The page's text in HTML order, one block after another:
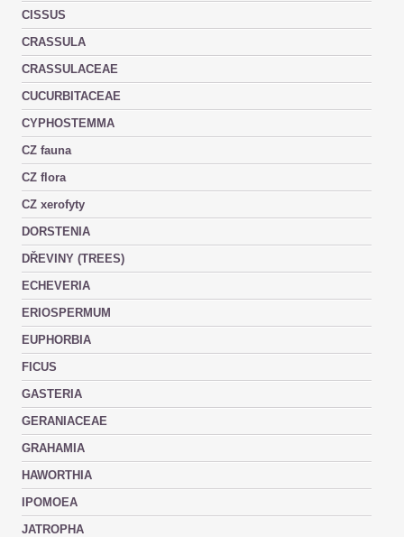
CISSUS
CRASSULA
CRASSULACEAE
CUCURBITACEAE
CYPHOSTEMMA
CZ fauna
CZ flora
CZ xerofyty
DORSTENIA
DŘEVINY (TREES)
ECHEVERIA
ERIOSPERMUM
EUPHORBIA
FICUS
GASTERIA
GERANIACEAE
GRAHAMIA
HAWORTHIA
IPOMOEA
JATROPHA